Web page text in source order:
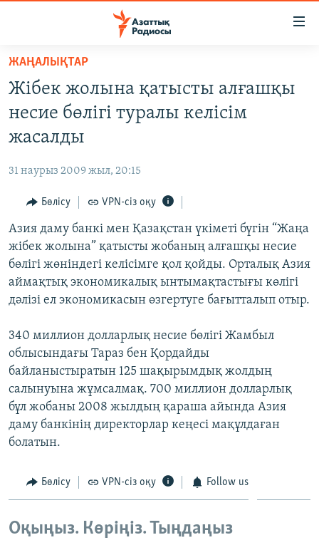
Skip
main
content
to
main
Navigation
Search
ЖАҢАЛЫҚТАР
АДАМ ҚҰҚЫҚТАРЫ
ӘЛЕУМЕТ
ӘЛЕМ
АРНАЙЫ ЖОБАЛАР
Русский
ЖАЗЫЛЫҢЫЗ
Басқа тілдерде
ЖАҢАЛЫҚТАР
Жібек жолына қатысты алғашқы
несие бөлігі туралы келісім
жасалды
31 наурыз 2009 жыл, 20:15
Бөлісу VPN-сіз оқу
Азия даму банкі мен Қазақстан үкіметі бүгін “Жаңа
жібек жолына” қатысты жобаның алғашқы несие
бөлігі жөніндегі келісімге қол қойды. Орталық Азия
аймақтық экономикалық ынтымақтастығы көлігі
дәлізі ел экономикасын өзгертуге бағытталып отыр.
340 миллион долларлық несие бөлігі Жамбыл
облысындағы Тараз бен Қордайды
байланыстыратын 125 шақырымдық жолдың
салынуына жұмсалмақ. 700 миллион долларлық
бұл жобаны 2008 жылдың қараша айында Азия
даму банкінің директорлар кеңесі мақұлдаған
болатын.
Бөлісу VPN-сіз оқу Follow us
Оқыңыз. Көріңіз. Тыңдаңыз